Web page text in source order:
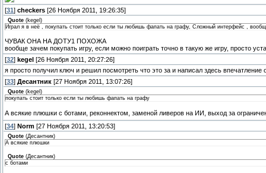
[31 ] checkers [26 Ноября 2011, 19:26:35]
Quote (kegel )
Играл я в неё , покупать стоит только если ты любишь фапать на графу, Сложный интерфейс ,
ЧУВАК ОНА НА ДОТУ1 ПОХОЖА
вообще зачем покупать игру, если можно поиграть точно в такую же игру, просто
[32] kegel [26 Ноября 2011, 20:27:26]
я просто получил ключ и решил посмотреть что это за и написал здесь впечатление
[33] Десантник [27 Ноября 2011, 13:07:26]
Quote (kegel )
покупать стоит только если ты любишь фапать на графу
А всякие плюшки с ботами, реконнектом, заменой ливеров на ИИ, выход за
[34] Norm [27 Ноября 2011, 13:20:53]
Quote (Десантник)
А всякие плюшки
Quote (Десантник)
с ботами